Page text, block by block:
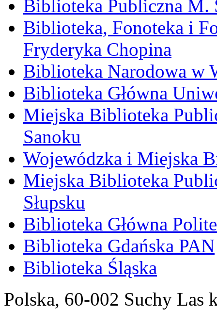
Biblioteka Publiczna M.
Biblioteka, Fonoteka i
Fryderyka Chopina
Biblioteka Narodowa w
Biblioteka Główna
Miejska Biblioteka
Sanoku
Wojewódzka i Miejska
Miejska Biblioteka
Słupsku
Biblioteka Główna
Biblioteka Gdańska PAN
Biblioteka Śląska
Polska, 60-002 Suchy Las